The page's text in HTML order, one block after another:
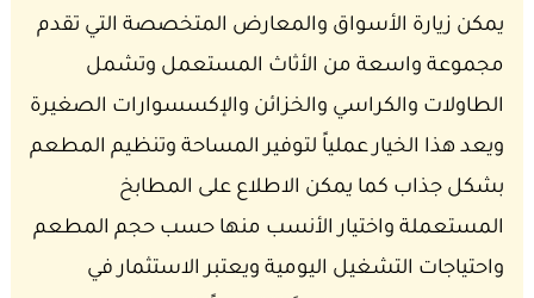
يمكن زيارة الأسواق والمعارض المتخصصة التي تقدم
مجموعة واسعة من الأثاث المستعمل وتشمل
الطاولات والكراسي والخزائن والإكسسوارات الصغيرة
ويعد هذا الخيار عملياً لتوفير المساحة وتنظيم المطعم
بشكل جذاب كما يمكن الاطلاع على المطابخ
المستعملة واختيار الأنسب منها حسب حجم المطعم
واحتياجات التشغيل اليومية ويعتبر الاستثمار في